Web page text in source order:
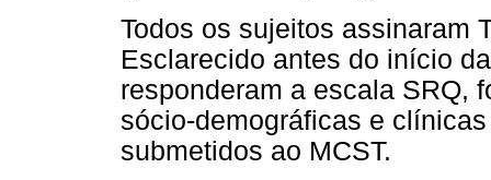
Todos os sujeitos assinaram
Esclarecido antes do início
responderam a escala SRQ,
sócio-demográficas e
submetidos ao MCST.